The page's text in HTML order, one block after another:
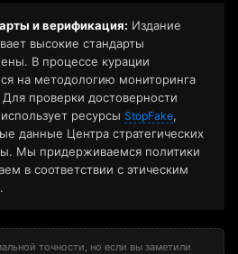
и верификация: Издание
высокие стандарты
В процессе курации
на методологию мониторинга
Для проверки достоверности
ресурсы StopFake,
данные Центра стратегических
Мы придерживаемся политики
в соответствии с этическим
точности, но если вы заметили